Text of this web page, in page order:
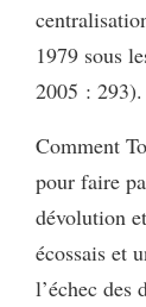
1979 sous
2005 : 293).
Comment
pour faire
dévolution
écossais et
l’échec des